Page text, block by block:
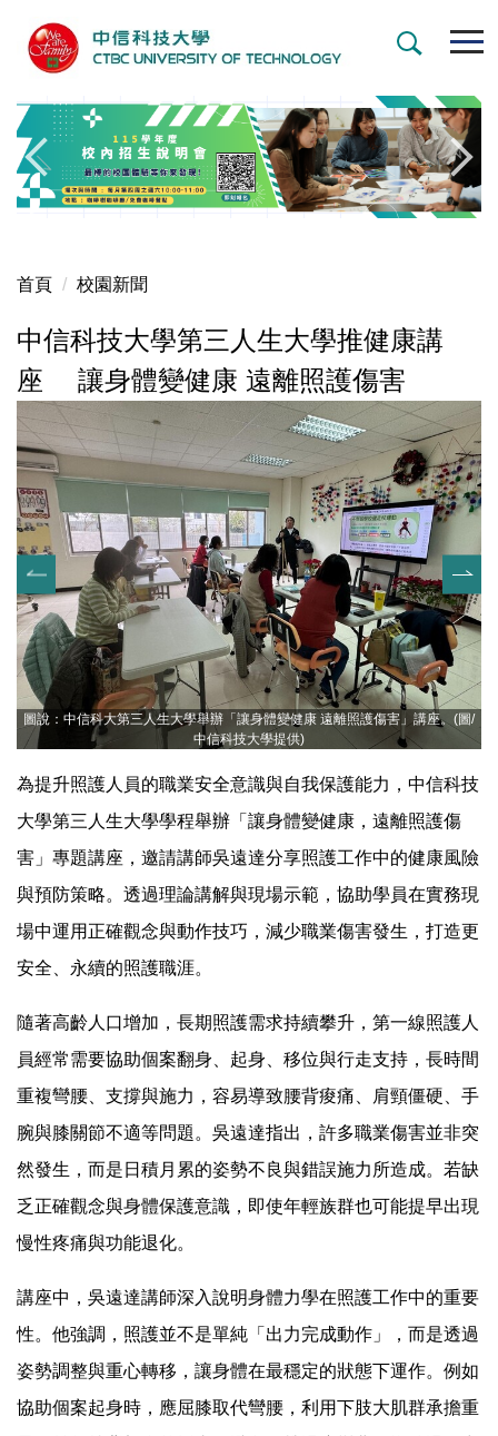
內
容
區
首頁 校園新聞
中信科技大學第三人生大學推健康講
座 讓身體變健康 遠離照護傷害
圖說：中信科大第三人生大學舉辦「讓身體變健康 遠離照護傷害」講座。(圖/
中信科技大學提供)
為提升照護人員的職業安全意識與自我保護能力，中信科技
大學第三人生大學學程舉辦「讓身體變健康，遠離照護傷
害」專題講座，邀請講師吳遠達分享照護工作中的健康風險
與預防策略。透過理論講解與現場示範，協助學員在實務現
場中運用正確觀念與動作技巧，減少職業傷害發生，打造更
安全、永續的照護職涯。
隨著高齡人口增加，長期照護需求持續攀升，第一線照護人
員經常需要協助個案翻身、起身、移位與行走支持，長時間
重複彎腰、支撐與施力，容易導致腰背痠痛、肩頸僵硬、手
腕與膝關節不適等問題。吳遠達指出，許多職業傷害並非突
然發生，而是日積月累的姿勢不良與錯誤施力所造成。若缺
乏正確觀念與身體保護意識，即使年輕族群也可能提早出現
慢性疼痛與功能退化。
講座中，吳遠達講師深入說明身體力學在照護工作中的重要
性。他強調，照護並不是單純「出力完成動作」，而是透過
姿勢調整與重心轉移，讓身體在最穩定的狀態下運作。例如
協助個案起身時，應屈膝取代彎腰，利用下肢大肌群承擔重